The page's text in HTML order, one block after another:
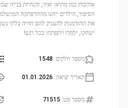
אהובות כמו מתיאו ואיזי, והנחיות בנייה
הסיפור, הילדים ייהנו מההרפתקה
את ההזדמנות להעניק להם חוויה בלתי
ישחקו, ילמדו ויתפתחו בכל רגע!
מספר חלקים:
1548
תאריך יציאה:
01.01.2026
מספר סט:
71515